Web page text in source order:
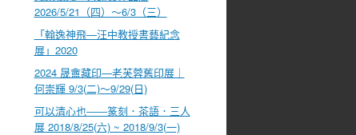
2026/5/21（四）～6/3（三）
「翰逸神飛—汪中教授書藝紀念
展」2020
2024 晟盦藏印—老芙蓉舊印展｜
何崇輝 9/3(二)～9/29(日)
可以清心也――篆刻．茶語．三人
展 2018/8/25(六) ~ 2018/9/3(一)